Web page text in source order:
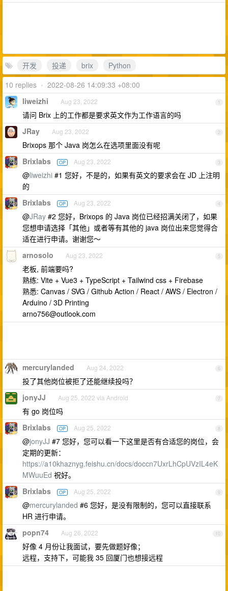
开发 投递 brix
Python
10 replies • 2022-08-26 14:09:33 +08:00
1
liweizhi Aug 23, 2022
请问 Brix 上的工作都是要求英文作为工作语言的吗
2
JRay Aug 23, 2022
Brixops 那个 Java 岗怎么在选项里面没有呢
3
Brixlabs OP Aug 23, 2022
@liweizhi #1 您好，不是的，如果有英文的要求会在 JD 上注明
的
4
Brixlabs OP Aug 23, 2022
@JRay #2 您好，Brixops 的 Java 岗位已经招满关闭了，如果
您想申请选择「其他」或者等有其他的 java 岗位出来您觉得合
适在进行申请。谢谢您～
5
arnosolo Aug 23, 2022
老板, 前端要吗?
熟练: Vite + Vue3 + TypeScript + Tailwind css + Firebase
熟悉: Canvas / SVG / Github Action / React / AWS / Electron /
Arduino / 3D Printing
arno756@outlook.com
6
mercurylanded Aug 24, 2022
投了其他岗位被拒了还能继续投吗？
7
jonyJJ Aug 25, 2022 via Android
有 go 岗位吗
8
Brixlabs OP Aug 25, 2022
@jonyJJ #7 您好，您可以看一下这里是否有合适您的岗位，会
定期的更新：
https://a10khaznyg.feishu.cn/docs/doccn7UxrLhCpUVzIL4eK
MWuuEd 祝好。
9
Brixlabs OP Aug 25, 2022
@mercurylanded #6 您好，是没有限制的，您可以直接联系
HR 进行申请。
10
popn74 Aug 26, 2022
好像 4 月份让我面试，要先做题好像；
远程，支持下，可能我 35 回厦门也想接远程